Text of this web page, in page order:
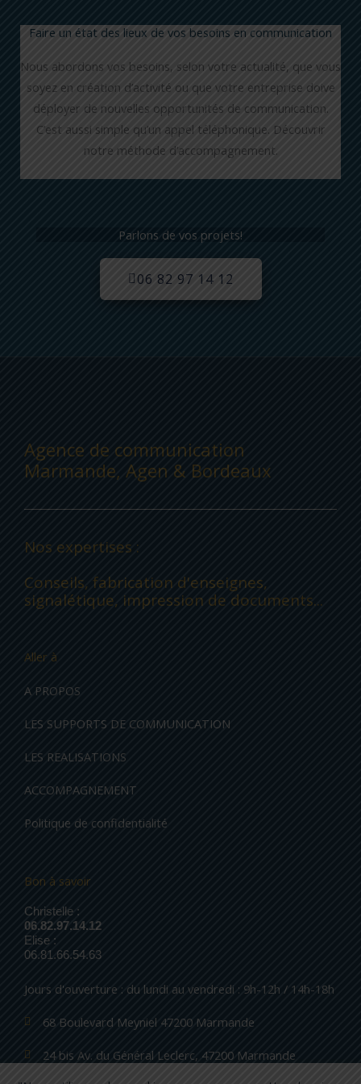
Faire un état des lieux de vos besoins en communication
Nous abordons vos besoins, selon votre actualité, que vous
soyez en création d’activité ou que votre entreprise doive
déployer de nouvelles opportunités de communication.
C’est aussi simple qu’un appel téléphonique. Découvrir
notre méthode d’accompagnement.
Parlons de vos projets!
06 82 97 14 12
Agence de communication
Marmande, Agen & Bordeaux
Nos expertises :
Conseils, fabrication d'enseignes,
signalétique, impression de documents...
Aller à
A PROPOS
LES SUPPORTS DE COMMUNICATION
LES REALISATIONS
ACCOMPAGNEMENT
Politique de confidentialité
Bon à savoir
Christelle :
06.82.97.14.12
Elise :
06.81.66.54.63
Jours d'ouverture : du lundi au vendredi : 9h-12h / 14h-18h
68 Boulevard Meyniel 47200 Marmande
24 bis Av. du Général Leclerc, 47200 Marmande